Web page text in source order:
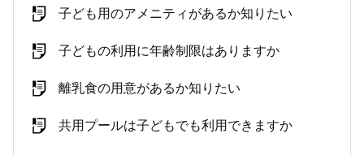
子ども用のアメニティがあるか知りたい
子どもの利用に年齢制限はありますか
離乳食の用意があるか知りたい
共用プールは子どもでも利用できますか